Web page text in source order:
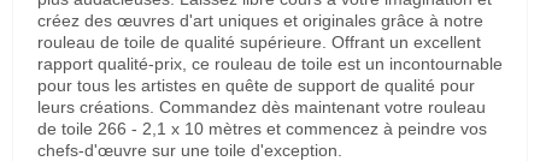
créez des œuvres d'art uniques et originales grâce à notre
rouleau de toile de qualité supérieure. Offrant un excellent
rapport qualité-prix, ce rouleau de toile est un incontournable
pour tous les artistes en quête de support de qualité pour
leurs créations. Commandez dès maintenant votre rouleau
de toile 266 - 2,1 x 10 mètres et commencez à peindre vos
chefs-d'œuvre sur une toile d'exception.